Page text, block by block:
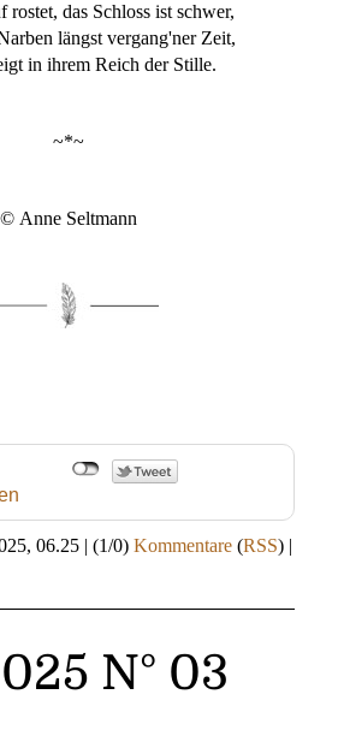
rostet, das Schloss ist schwer,
längst vergang'ner Zeit,
in ihrem Reich der Stille.
~*~
© Anne Seltmann
06.25 | (1/0) Kommentare (RSS) |
N° 03